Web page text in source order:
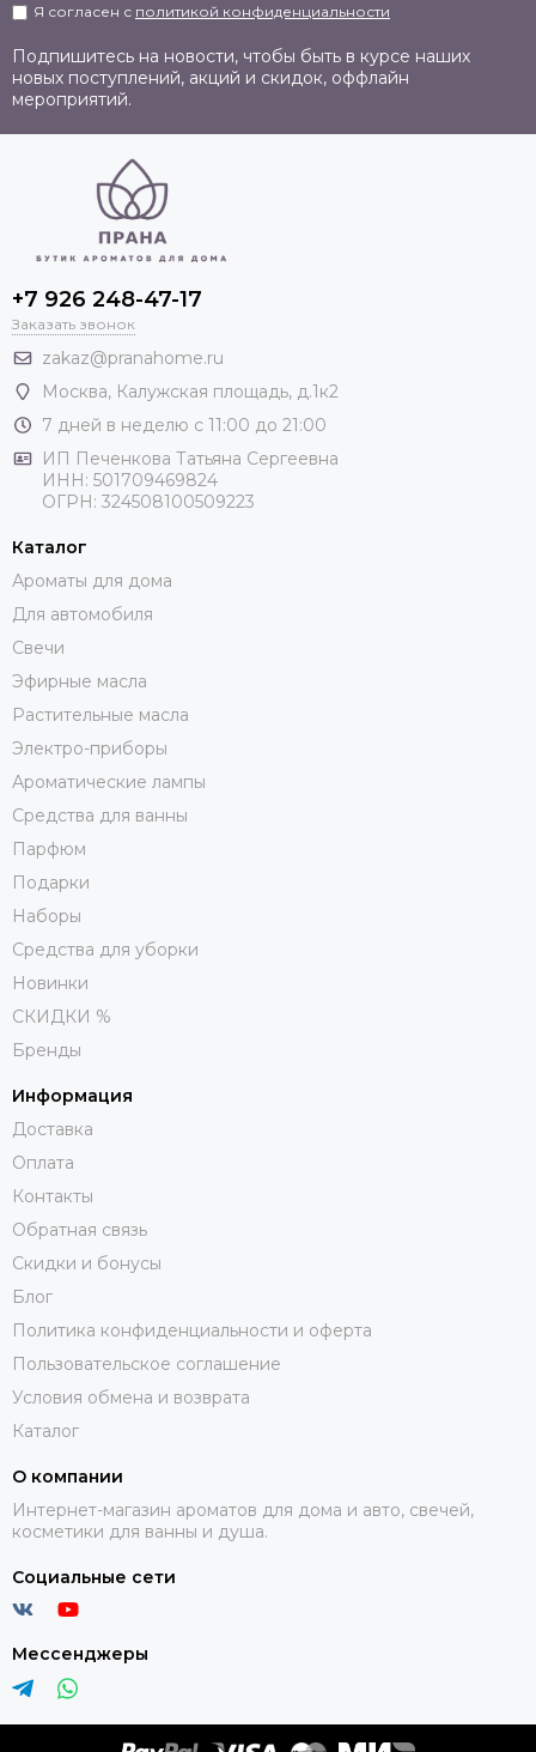
Я согласен с политикой конфиденциальности
Подпишитесь на новости, чтобы быть в курсе наших
новых поступлений, акций и скидок, оффлайн
мероприятий.
+7 926 248-47-17
Заказать звонок
zakaz@pranahome.ru
Москва, Калужская площадь, д.1к2
7 дней в неделю с 11:00 до 21:00
ИП Печенкова Татьяна Сергеевна
ИНН: 501709469824
ОГРН: 324508100509223
Каталог
Ароматы для дома
Для автомобиля
Свечи
Эфирные масла
Растительные масла
Электро-приборы
Ароматические лампы
Средства для ванны
Парфюм
Подарки
Наборы
Средства для уборки
Новинки
СКИДКИ %
Бренды
Информация
Доставка
Оплата
Контакты
Обратная связь
Скидки и бонусы
Блог
Политика конфиденциальности и оферта
Пользовательское соглашение
Условия обмена и возврата
Каталог
О компании
Интернет-магазин ароматов для дома и авто, свечей,
косметики для ванны и душа.
Социальные сети
Мессенджеры